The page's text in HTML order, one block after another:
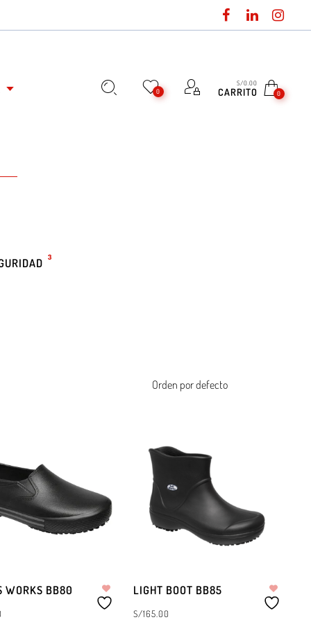
0
S/0.00
CARRITO 0
3
WORKS BB80 LIGHT BOOT BB85
S/165.00